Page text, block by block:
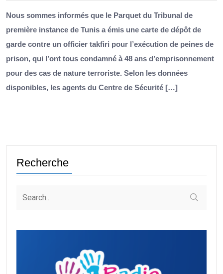
Nous sommes informés que le Parquet du Tribunal de
première instance de Tunis a émis une carte de dépôt de
garde contre un officier takfiri pour l’exécution de peines de
prison, qui l’ont tous condamné à 48 ans d’emprisonnement
pour des cas de nature terroriste. Selon les données
disponibles, les agents du Centre de Sécurité […]
Recherche